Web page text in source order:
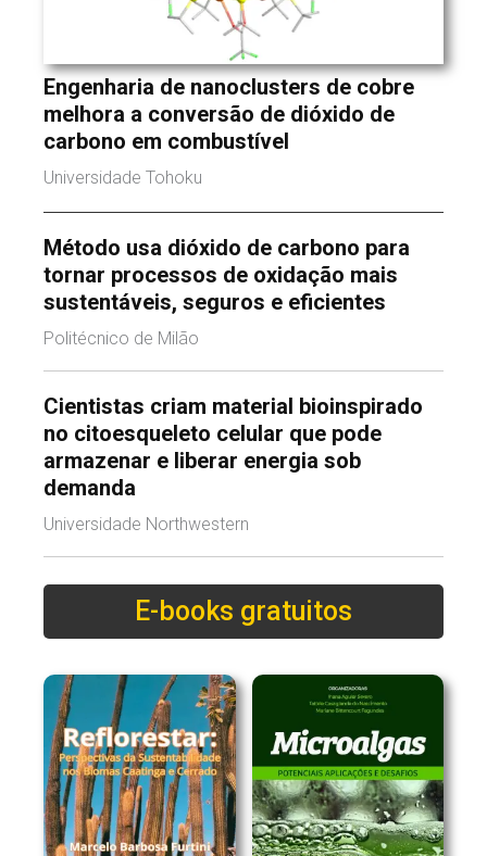
Engenharia de nanoclusters de cobre
melhora a conversão de dióxido de
carbono em combustível
Universidade Tohoku
Método usa dióxido de carbono para
tornar processos de oxidação mais
sustentáveis, seguros e eficientes
Politécnico de Milão
Cientistas criam material bioinspirado
no citoesqueleto celular que pode
armazenar e liberar energia sob
demanda
Universidade Northwestern
E-books gratuitos